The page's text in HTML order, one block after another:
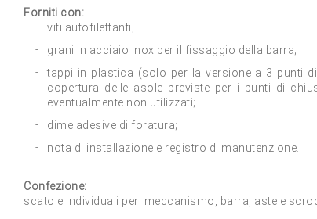
Forniti con:
viti autofilettanti;
grani in acciaio inox per il fissaggio della barra;
tappi in plastica (solo per la versione a 3 punti
copertura delle asole previste per i punti di
eventualmente non utilizzati;
dime adesive di foratura;
nota di installazione e registro di manutenzione.
Confezione:
scatole individuali per: meccanismo, barra, aste e